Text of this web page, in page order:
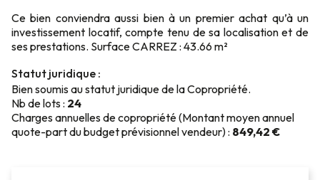
Ce bien conviendra aussi bien à un premier achat qu’à un
investissement locatif, compte tenu de sa localisation et de
ses prestations. Surface CARREZ : 43.66 m²
Statut juridique :
Bien soumis au statut juridique de la Copropriété.
Nb de lots : 24
Charges annuelles de copropriété (Montant moyen annuel
quote-part du budget prévisionnel vendeur) : 849,42 €